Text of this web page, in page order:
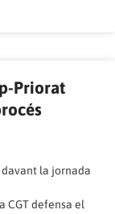
Priorat
davant la jornada
CGT defensa el